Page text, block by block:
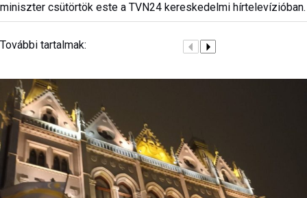
miniszter csütörtök este a TVN24 kereskedelmi hírtelevízióban.
További tartalmak: